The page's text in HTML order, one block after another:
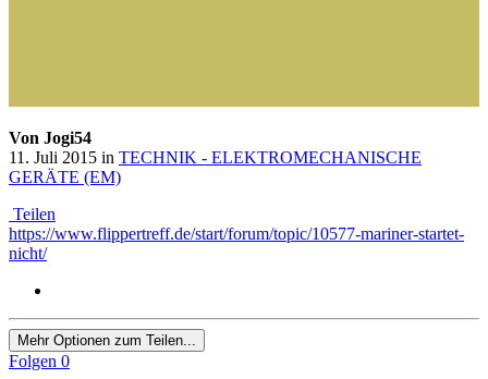
Von Jogi54
11. Juli 2015 in TECHNIK - ELEKTROMECHANISCHE
GERÄTE (EM)
Teilen
https://www.flippertreff.de/start/forum/topic/10577-mariner-startet-
nicht/
Mehr Optionen zum Teilen...
Folgen 0